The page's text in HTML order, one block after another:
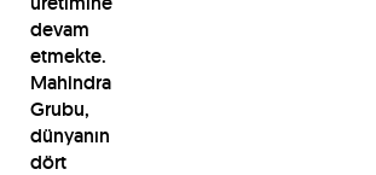
devam
etmekte.
Mahindra
Grubu,
dünyanın
dört